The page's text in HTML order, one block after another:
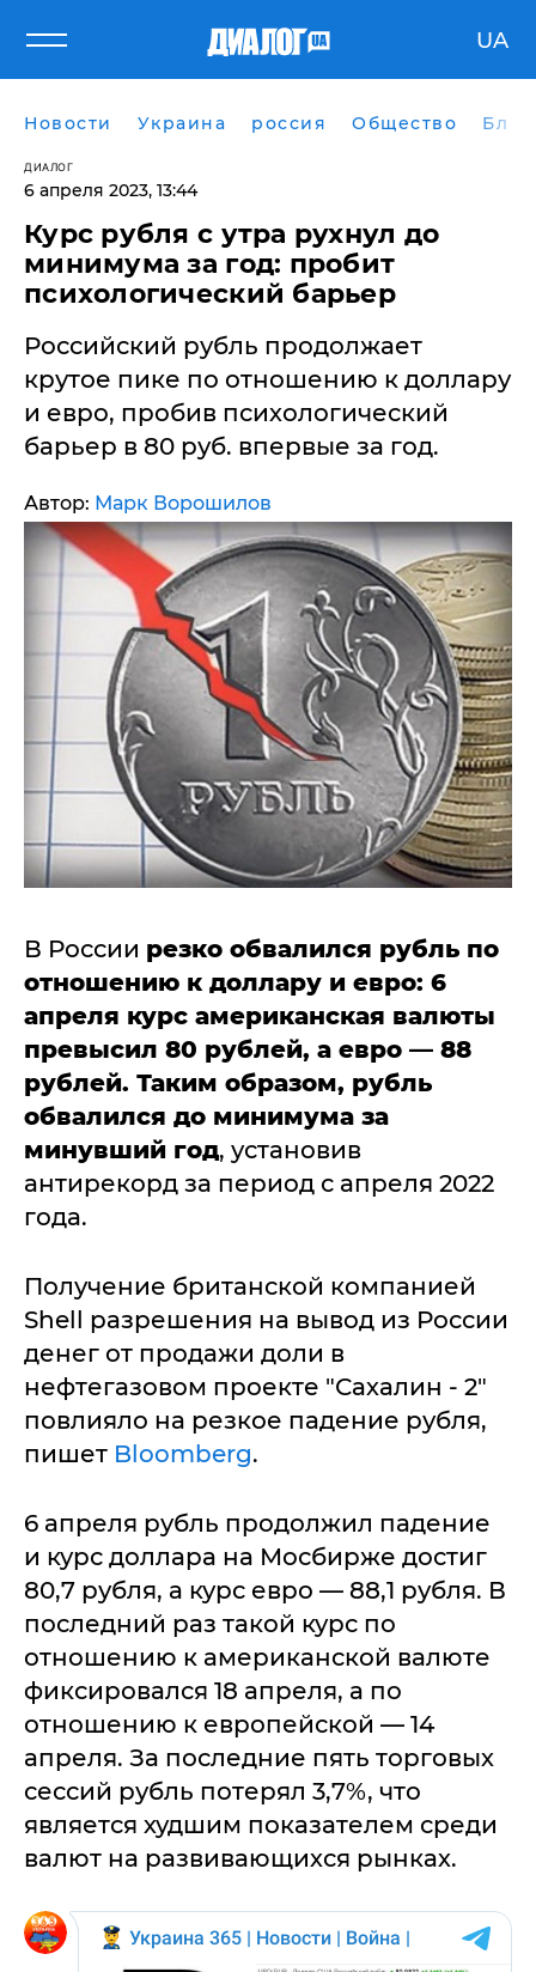
UA
Новости Украина россия Общество
ДИАЛОГ
6 апреля 2023, 13:44
Курс рубля с утра рухнул до
минимума за год: пробит
психологический барьер
Российский рубль продолжает
крутое пике по отношению к доллару
и евро, пробив психологический
барьер в 80 руб. впервые за год.
Автор: Марк Ворошилов
В России резко обвалился рубль по
отношению к доллару и евро: 6
апреля курс американская валюты
превысил 80 рублей, а евро — 88
рублей. Таким образом, рубль
обвалился до минимума за
минувший год, установив
антирекорд за период с апреля 2022
года.
Получение британской компанией
Shell разрешения на вывод из России
денег от продажи доли в
нефтегазовом проекте "Сахалин - 2"
повлияло на резкое падение рубля,
пишет Bloomberg.
6 апреля рубль продолжил падение
и курс доллара на Мосбирже достиг
80,7 рубля, а курс евро — 88,1 рубля. В
последний раз такой курс по
отношению к американской валюте
фиксировался 18 апреля, а по
отношению к европейской — 14
апреля. За последние пять торговых
сессий рубль потерял 3,7%, что
является худшим показателем среди
валют на развивающихся рынках.